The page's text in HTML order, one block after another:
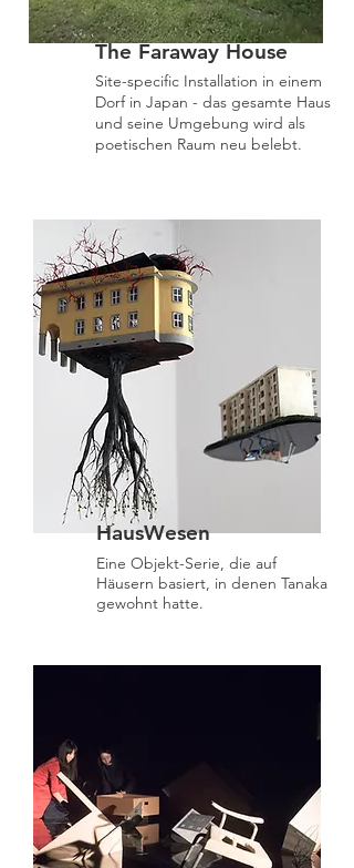
The Faraway House
Site-specific Installation in einem
Dorf in Japan - das gesamte Haus
und seine Umgebung wird als
poetischen Raum neu belebt.
HausWesen
Eine Objekt-Serie, die auf
Häusern basiert, in denen Tanaka
gewohnt hatte.